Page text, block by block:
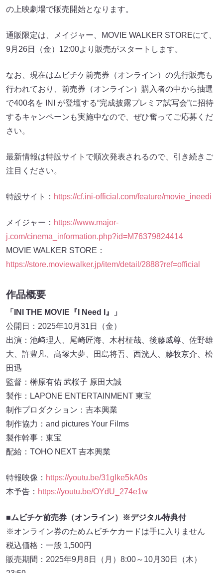
の上映劇場で販売開始となります。
通販限定は、メイジャー、MOVIE WALKER STOREにて、
9月26日（金）12:00より販売がスタートします。
なお、現在はムビチケ前売券（オンライン）の先行販売も
行われており、前売券（オンライン）購入者の中から抽選
で400名を INI が登壇する“完成披露プレミア試写会”に招待
するキャンペーンも実施中なので、ぜひ奮ってご応募くだ
さい。
最新情報は特設サイトで順次発表されるので、引き続きご
注目ください。
特設サイト： https://cf.ini-official.com/feature/movie_ineedi
メイジャー： https://www.major-
j.com/cinema_information.php?id=M76379824414
MOVIE WALKER STORE：
https://store.moviewalker.jp/item/detail/2888?ref=official
作品概要
「INI THE MOVIE『I Need I』」
公開日：2025年10月31日（金）
出演：池﨑理人、尾崎匠海、木村柾哉、後藤威尊、佐野雄
大、許豊凡、髙塚大夢、田島将吾、西洸人、藤牧京介、松
田迅
監督：榊原有佑 武桜子 原田大誠
製作：LAPONE ENTERTAINMENT 東宝
制作プロダクション：吉本興業
制作協力：and pictures Your Films
製作幹事：東宝
配給：TOHO NEXT 吉本興業
特報映像： https://youtu.be/31gIke5kA0s
本予告： https://youtu.be/OYdU_274e1w
■ムビチケ前売券（オンライン）※デジタル特典付
※オンライン券のためムビチケカードは手に入りません
税込価格：一般 1,500円
販売期間：2025年9月8日（月）8:00～10月30日（木）